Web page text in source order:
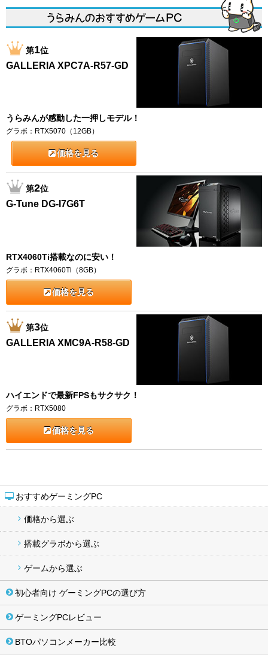
おすすめゲーミングPC
価格から選ぶ
搭載グラボから選ぶ
ゲームから選ぶ
初心者向け ゲーミングPCの選び方
ゲーミングPCレビュー
BTOパソコンメーカー比較
第1位
GALLERIA XPC7A-R57-GD
うらみんが感動した一押しモデル！
グラボ：RTX5070（12GB）
価格を見る
第2位
G-Tune DG-I7G6T
RTX4060Ti搭載なのに安い！
グラボ：RTX4060Ti（8GB）
価格を見る
第3位
GALLERIA XMC9A-R58-GD
ハイエンドで最新FPSもサクサク！
グラボ：RTX5080
価格を見る